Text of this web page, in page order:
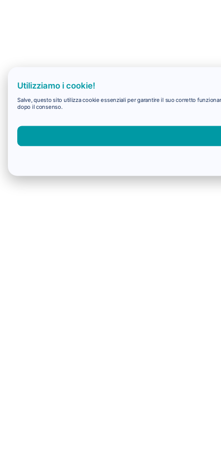
Utilizziamo i cookie!
Salve, questo sito utilizza cookie essenziali per garantire il suo corretto
dopo il consenso.